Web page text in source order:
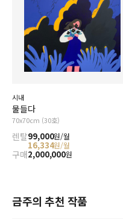
시내
물들다
70x70cm (30호)
렌탈99,000원/월
16,334원/월
구매2,000,000원
금주의 추천 작품